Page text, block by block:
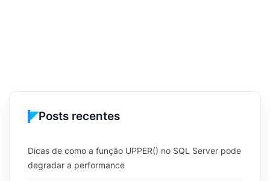
Posts recentes
Dicas de como a função UPPER() no SQL Server pode
degradar a performance